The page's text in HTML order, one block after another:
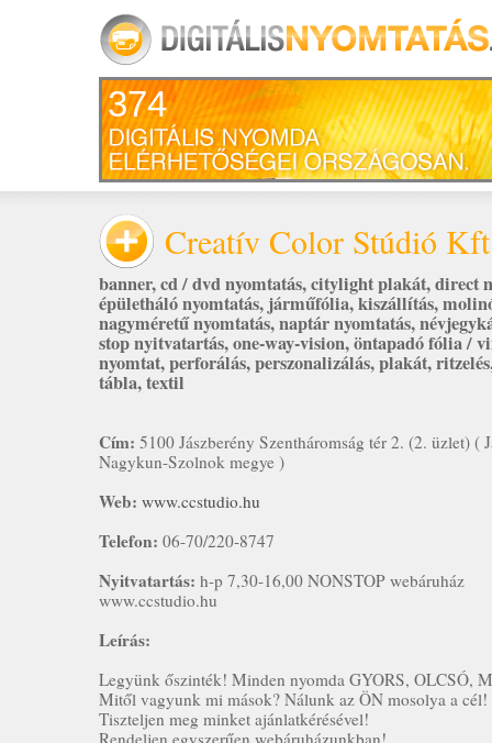
374
Creatív Color Stúdió
banner,cd / dvd nyomtatás,citylight plakát,direct
épületháló nyomtatás, járműfólia,kiszállítás,
nagyméretű nyomtatás,naptár nyomtatás,
stop nyitvatartás,one-way-vision,öntapadó fólia /
nyomtat,perforálás,perszonalizálás,plakát,ritzelés
tábla,textil
Cím: 5100 Jászberény Szentháromság tér 2. (2. üzlet) (
Nagykun-Szolnok megye )
Web: www.ccstudio.hu
Telefon: 06-70/220-8747
Nyitvatartás: h-p 7,30-16,00 NONSTOP webáruház
www.ccstudio.hu
Leírás:
Legyünk őszinték! Minden nyomda GYORS, OLCSÓ,
Mitől vagyunk mi mások? Nálunk az ÖN mosolya a cél!
Tiszteljen meg minket ajánlatkérésével!
Rendeljen egyszerűen webáruházunkban!